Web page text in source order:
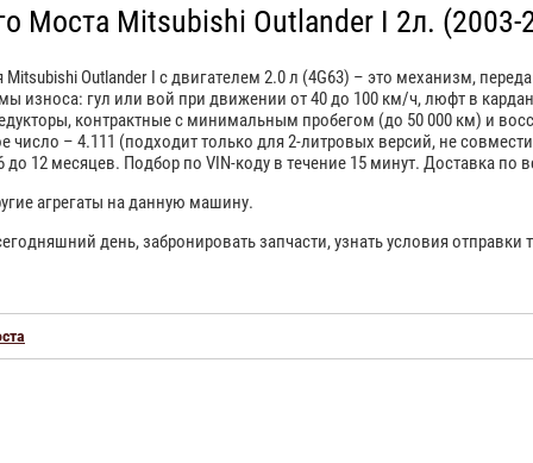
Моста Mitsubishi Outlander I 2л. (2003-
Mitsubishi Outlander I с двигателем 2.0 л (4G63) – это механизм,
износа: гул или вой при движении от 40 до 100 км/ч, люфт в
контрактные с минимальным пробегом (до 50 000 км) и
число – 4.111 (подходит только для 2-литровых версий, не
до 12 месяцев. Подбор по VIN-коду в течение 15 минут. Доставка
агрегаты на данную машину.
день, забронировать запчасти, узнать условия